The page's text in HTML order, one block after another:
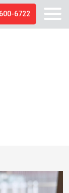
6722